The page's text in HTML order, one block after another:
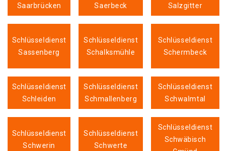
Saarbrücken Saerbeck Salzgitter
Schlüsseldienst
Sassenberg
Schlüsseldienst
Schalksmühle
Schlüsseldienst
Schermbeck
Schlüsseldienst
Schleiden
Schlüsseldienst
Schmallenberg
Schlüsseldienst
Schwalmtal
Schlüsseldienst
Schwerin
Schlüsseldienst
Schwerte
Schlüsseldienst
Schwäbisch